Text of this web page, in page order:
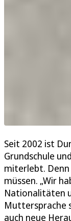
Seit 2002 ist
Grundschule
miterlebt. Denn
müssen. „Wir
Nationalitäten
Muttersprache
auch neue